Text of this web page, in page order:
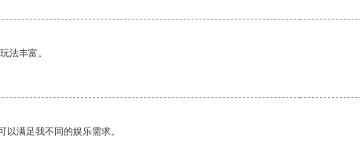
法丰富。
满足我不同的娱乐需求。